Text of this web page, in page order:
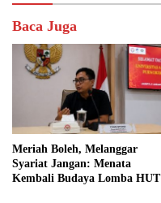
Baca Juga
Meriah Boleh, Melanggar
Syariat Jangan: Menata
Kembali Budaya Lomba HUT